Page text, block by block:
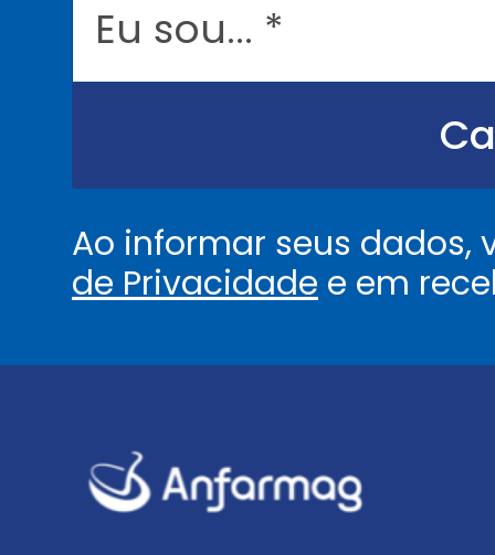
.
Ao informar seus
de Privacidade e em